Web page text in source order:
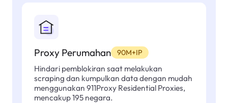
Proxy Perumahan 90M+IP
Hindari pemblokiran saat melakukan
scraping dan kumpulkan data dengan mudah
menggunakan 911Proxy Residential Proxies,
mencakup 195 negara.